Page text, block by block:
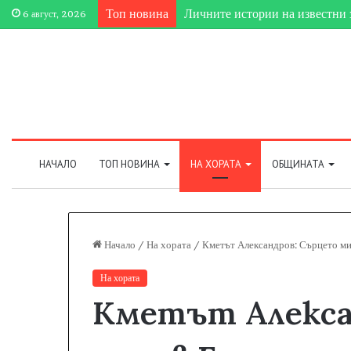
6 август, 2026 Топ новина
НАЧАЛО ТОП НОВИНА НА ХОРАТА ОБЩИНАТА
Начало / На хората / Кметът Александров: Сърцето
На хората
Кметът